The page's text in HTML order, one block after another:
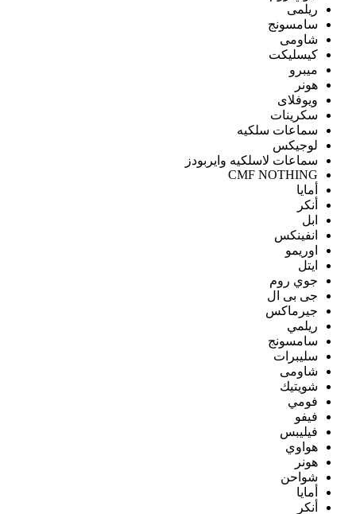
ريلمى
سامسونج
شاومى
كيسليكت
ميبرو
هونر
ويوفلاى
سكرينات
سماعات سلكيه
لوجيكس
سماعات لاسلكيه وايربودز
CMF NOTHING
أمايا
أنكر
ابل
انفينكس
اوريمو
ايتل
جوي روم
جى بى ال
جيرماكس
ريلمي
سامسونج
سليبرات
شاومى
شويتيك
فومي
فيفو
فيليبس
هواوي
هونر
شواحن
أمايا
أنكر